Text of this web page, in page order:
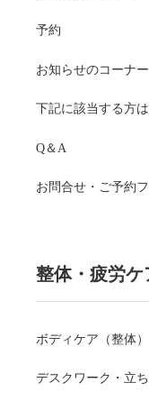
予約
お知らせのコーナー
下記に該当する方
Q＆A
お問合せ・ご予約
整体・疲労ケ
ボディケア（整体）
デスクワーク・立